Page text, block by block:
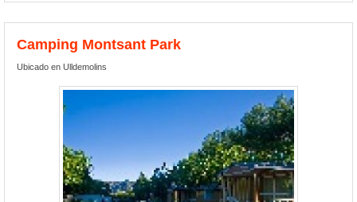
Camping Montsant Park
Ubicado en Ulldemolins